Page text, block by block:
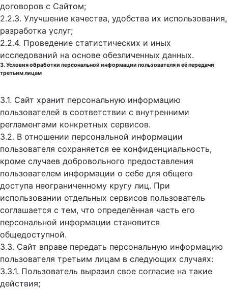
договоров с Сайтом;
2.2.3. Улучшение качества, удобства их использования,
разработка услуг;
2.2.4. Проведение статистических и иных
исследований на основе обезличенных данных.
3. Условия обработки персональной информации пользователя и её передачи
третьим лицам
3.1. Сайт хранит персональную информацию
пользователей в соответствии с внутренними
регламентами конкретных сервисов.
3.2. В отношении персональной информации
пользователя сохраняется ее конфиденциальность,
кроме случаев добровольного предоставления
пользователем информации о себе для общего
доступа неограниченному кругу лиц. При
использовании отдельных сервисов пользователь
соглашается с тем, что определённая часть его
персональной информации становится
общедоступной.
3.3. Сайт вправе передать персональную информацию
пользователя третьим лицам в следующих случаях:
3.3.1. Пользователь выразил свое согласие на такие
действия;